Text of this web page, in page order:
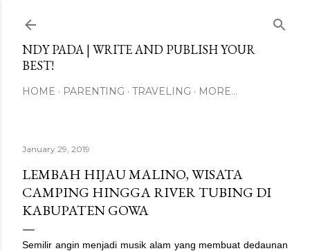
NDY PADA | WRITE AND PUBLISH YOUR
BEST!
HOME PARENTING TRAVELING MORE…
January 29, 2019
LEMBAH HIJAU MALINO, WISATA
CAMPING HINGGA RIVER TUBING DI
KABUPATEN GOWA
Semilir angin menjadi musik alam yang membuat dedaunan